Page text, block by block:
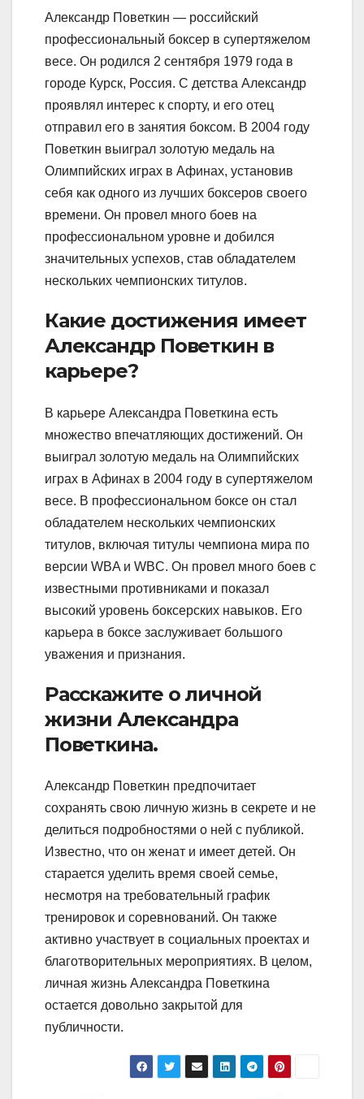
Александр Поветкин — российский
профессиональный боксер в супертяжелом
весе. Он родился 2 сентября 1979 года в
городе Курск, Россия. С детства Александр
проявлял интерес к спорту, и его отец
отправил его в занятия боксом. В 2004 году
Поветкин выиграл золотую медаль на
Олимпийских играх в Афинах, установив
себя как одного из лучших боксеров своего
времени. Он провел много боев на
профессиональном уровне и добился
значительных успехов, став обладателем
нескольких чемпионских титулов.
Какие достижения имеет
Александр Поветкин в
карьере?
В карьере Александра Поветкина есть
множество впечатляющих достижений. Он
выиграл золотую медаль на Олимпийских
играх в Афинах в 2004 году в супертяжелом
весе. В профессиональном боксе он стал
обладателем нескольких чемпионских
титулов, включая титулы чемпиона мира по
версии WBA и WBC. Он провел много боев с
известными противниками и показал
высокий уровень боксерских навыков. Его
карьера в боксе заслуживает большого
уважения и признания.
Расскажите о личной
жизни Александра
Поветкина.
Александр Поветкин предпочитает
сохранять свою личную жизнь в секрете и не
делиться подробностями о ней с публикой.
Известно, что он женат и имеет детей. Он
старается уделить время своей семье,
несмотря на требовательный график
тренировок и соревнований. Он также
активно участвует в социальных проектах и
благотворительных мероприятиях. В целом,
личная жизнь Александра Поветкина
остается довольно закрытой для
публичности.